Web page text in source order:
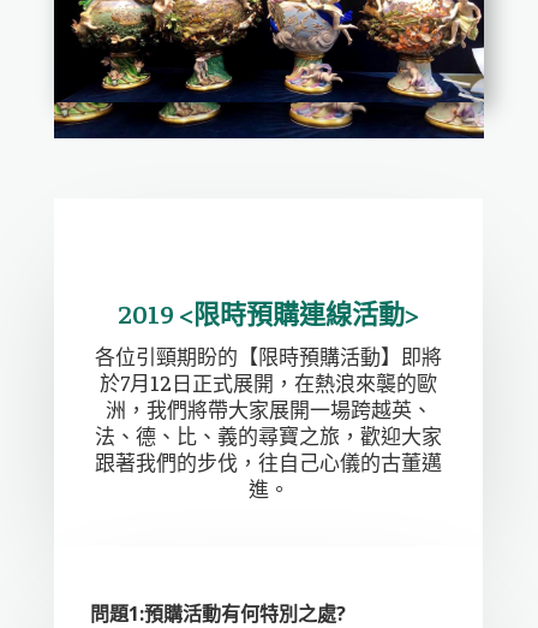
2019 <限時預購連線活動>
各位引頸期盼的【限時預購活動】即將
於7月12日正式展開，在熱浪來襲的歐
洲，我們將帶大家展開一場跨越英、
法、德、比、義的尋寶之旅，歡迎大家
跟著我們的步伐，往自己心儀的古董邁
進。
問題1:預購活動有何特別之處?